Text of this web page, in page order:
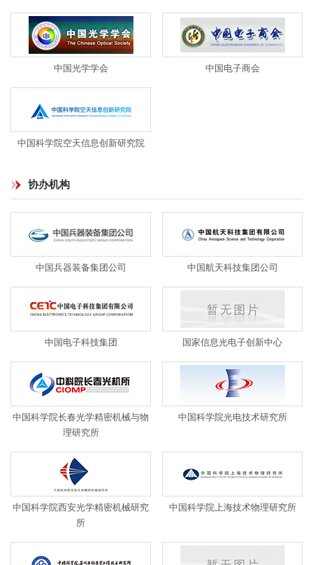
中国光学学会 中国电子商会
中国科学院空天信息创新研究院
协办机构
中国兵器装备集团公司 中国航天科技集团公司
中国电子科技集团 国家信息光电子创新中心
中国科学院长春光学精密机械与物
理研究所
中国科学院光电技术研究所
中国科学院西安光学精密机械研究
所
中国科学院上海技术物理研究所